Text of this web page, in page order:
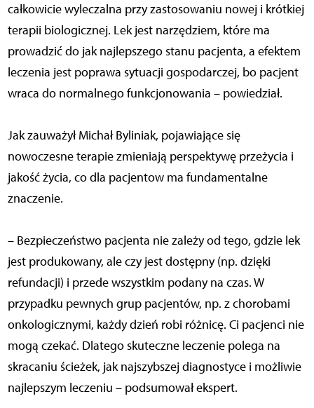
całkowicie wyleczalna przy zastosowaniu nowej i krótkiej
terapii biologicznej. Lek jest narzędziem, które ma
prowadzić do jak najlepszego stanu pacjenta, a efektem
leczenia jest poprawa sytuacji gospodarczej, bo pacjent
wraca do normalnego funkcjonowania – powiedział.
Jak zauważył Michał Byliniak, pojawiające się
nowoczesne terapie zmieniają perspektywę przeżycia i
jakość życia, co dla pacjentow ma fundamentalne
znaczenie.
– Bezpieczeństwo pacjenta nie zależy od tego, gdzie lek
jest produkowany, ale czy jest dostępny (np. dzięki
refundacji) i przede wszystkim podany na czas. W
przypadku pewnych grup pacjentów, np. z chorobami
onkologicznymi, każdy dzień robi różnicę. Ci pacjenci nie
mogą czekać. Dlatego skuteczne leczenie polega na
skracaniu ścieżek, jak najszybszej diagnostyce i możliwie
najlepszym leczeniu – podsumował ekspert.